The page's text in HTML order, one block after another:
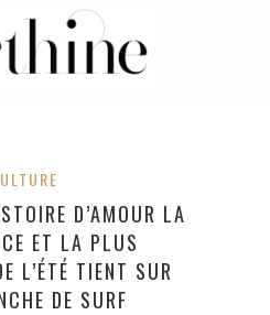
D’AMOUR LA
ET LA PLUS
L’ÉTÉ TIENT SUR
DE SURF